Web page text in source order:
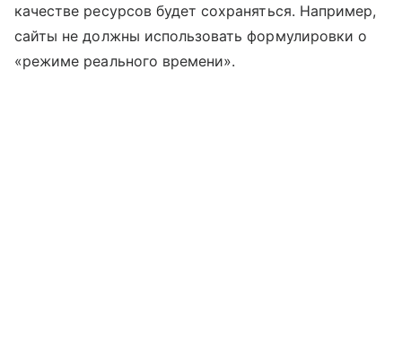
качестве ресурсов будет сохраняться. Например,
сайты не должны использовать формулировки о
«режиме реального времени».